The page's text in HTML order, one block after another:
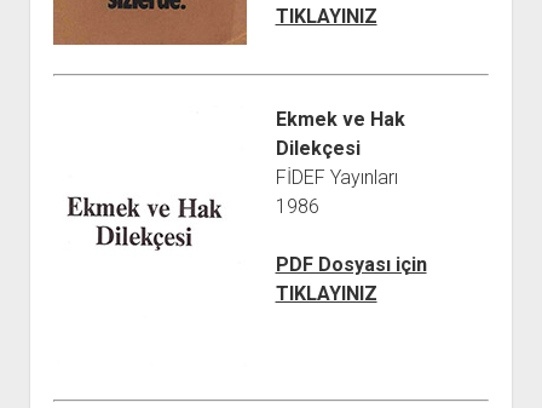
TIKLAYINIZ
Ekmek ve Hak
Dilekçesi
FİDEF Yayınları
1986
PDF Dosyası için
TIKLAYINIZ